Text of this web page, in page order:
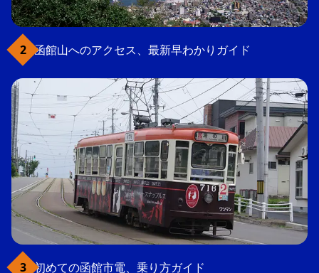
函館山へのアクセス、最新早わかりガイド
初めての函館市電、乗り方ガイド